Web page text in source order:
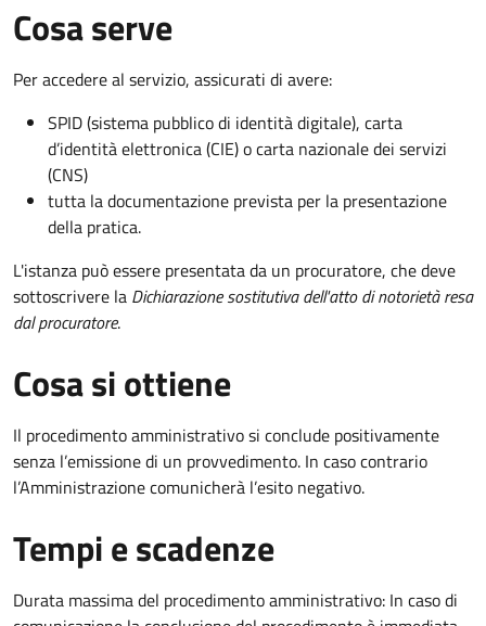
Cosa serve
Per accedere al servizio, assicurati di avere:
SPID (sistema pubblico di identità digitale), carta
d’identità elettronica (CIE) o carta nazionale dei servizi
(CNS)
tutta la documentazione prevista per la presentazione
della pratica.
L'istanza può essere presentata da un procuratore, che deve
sottoscrivere la Dichiarazione sostitutiva dell'atto di notorietà resa
dal procuratore.
Cosa si ottiene
Il procedimento amministrativo si conclude positivamente
senza l’emissione di un provvedimento. In caso contrario
l’Amministrazione comunicherà l’esito negativo.
Tempi e scadenze
Durata massima del procedimento amministrativo: In caso di